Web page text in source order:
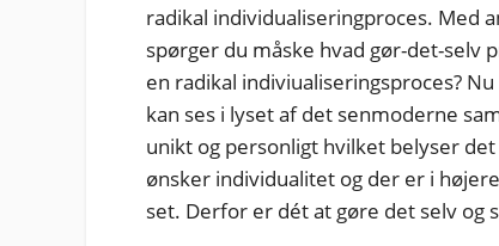
radikal individualiseringproces. Med
spørger du måske hvad gør-det-selv
en radikal indiviualiseringsproces?
kan ses i lyset af det senmoderne
unikt og personligt hvilket belyser
ønsker individualitet og der er i
set. Derfor er dét at gøre det selv